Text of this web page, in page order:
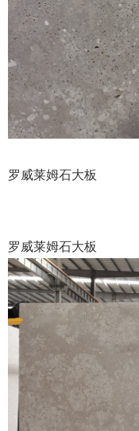
罗威莱姆石大板
罗威莱姆石大板